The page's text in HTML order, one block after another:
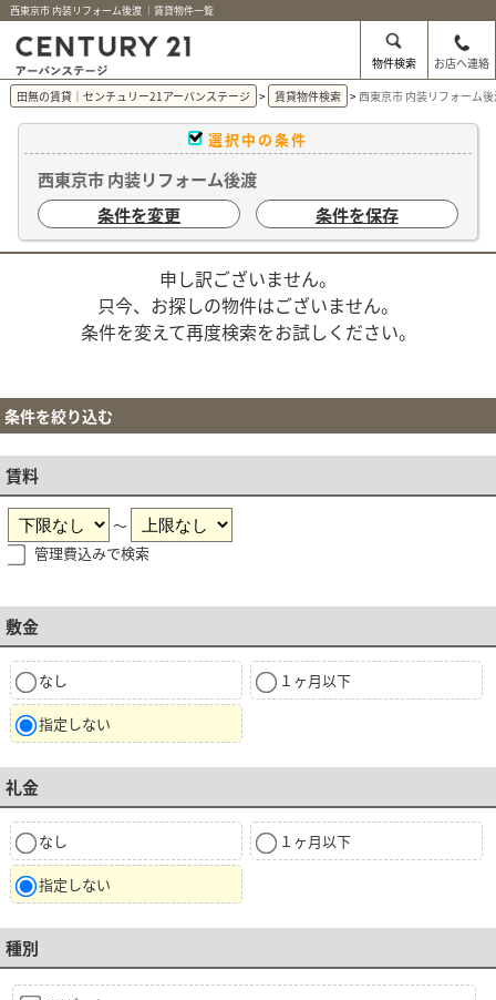
西東京市 内装リフォーム後渡 ｜賃貸物件一覧
物件検索
お店へ連絡
田無の賃貸｜センチュリー21アーバンステージ
賃貸物件検索 西東京市 内装リフォーム
選択中の条件
西東京市 内装リフォーム後渡
条件を変更
条件を保存
申し訳ございません。
只今、お探しの物件はございません。
条件を変えて再度検索をお試しください。
条件を絞り込む
賃料
～
管理費込みで検索
敷金
なし １ヶ月以下
指定しない
礼金
なし １ヶ月以下
指定しない
種別